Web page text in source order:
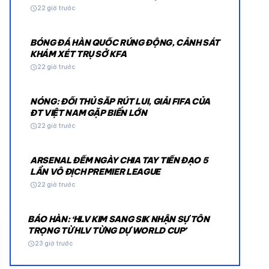
© 2026 TT24H
schedule22 giờ trước
BÓNG ĐÁ HÀN QUỐC RÚNG ĐỘNG, CẢNH SÁT
KHÁM XÉT TRỤ SỞ KFA
schedule22 giờ trước
NÓNG: ĐỐI THỦ SẮP RÚT LUI, GIẢI FIFA CỦA
ĐT VIỆT NAM GẶP BIẾN LỚN
schedule22 giờ trước
ARSENAL ĐẾM NGÀY CHIA TAY TIỀN ĐẠO 5
LẦN VÔ ĐỊCH PREMIER LEAGUE
schedule22 giờ trước
BÁO HÀN: ‘HLV KIM SANG SIK NHẬN SỰ TÔN
TRỌNG TỪ HLV TỪNG DỰ WORLD CUP’
schedule23 giờ trước